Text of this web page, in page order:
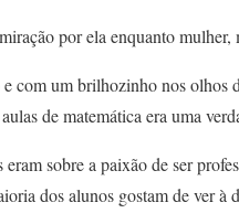
por ela enquanto
com um brilhozinho nos olhos
de matemática era uma
eram sobre a paixão de ser
dos alunos gostam de ver